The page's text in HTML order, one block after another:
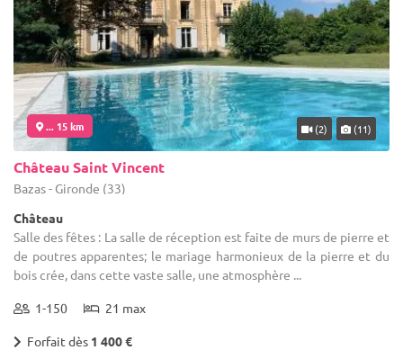
... 15 km (2) (11)
Château Saint Vincent
Bazas - Gironde (33)
Château
Salle des fêtes : La salle de réception est faite de murs de pierre et
de poutres apparentes; le mariage harmonieux de la pierre et du
bois crée, dans cette vaste salle, une atmosphère ...
1-150 21 max
Forfait dès 1 400 €